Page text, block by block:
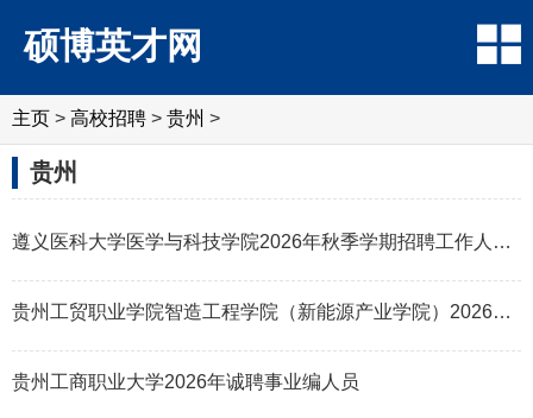
硕博英才网
主页 > 高校招聘 > 贵州 >
贵州
遵义医科大学医学与科技学院2026年秋季学期招聘工作人员20名简章
贵州工贸职业学院智造工程学院（新能源产业学院）2026年引进高层次人才、专
贵州工商职业大学2026年诚聘事业编人员